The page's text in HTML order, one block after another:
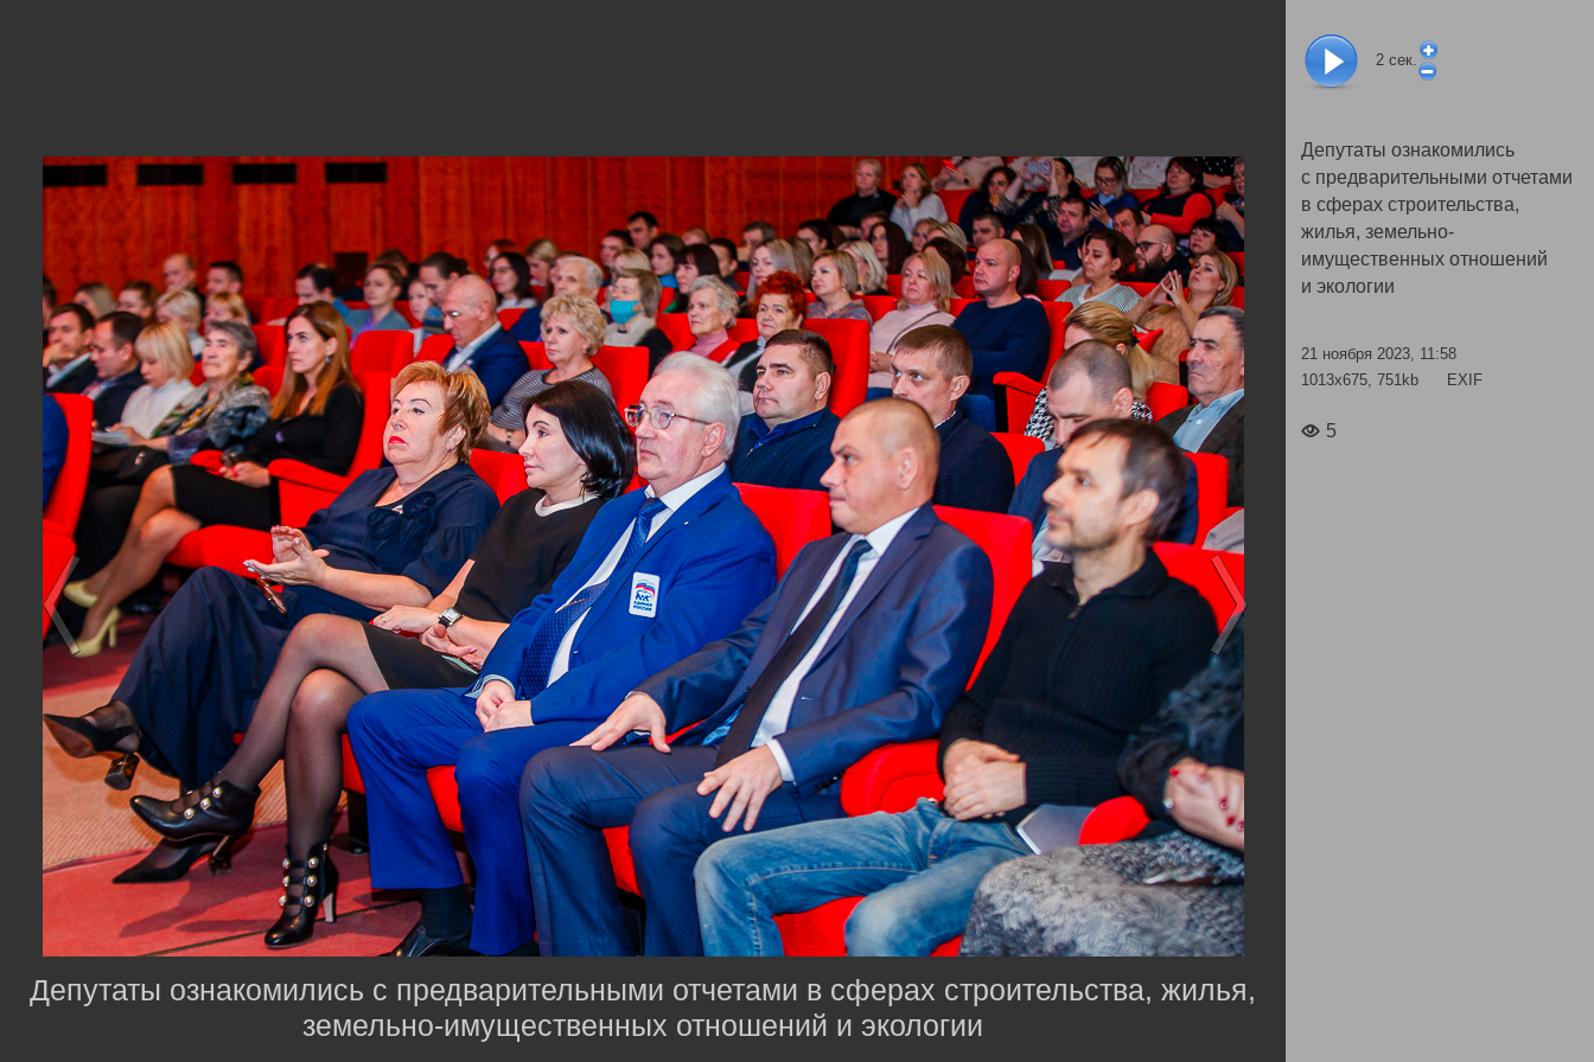
2 сек.
Депутаты ознакомились
с предварительными отчетами
в сферах строительства,
жилья, земельно-
имущественных отношений
и экологии
21 ноября 2023, 11:58
1013x675, 751kb
EXIF
5
Депутаты ознакомились с предварительными отчетами в сферах строительства, жилья,
земельно-имущественных отношений и экологии